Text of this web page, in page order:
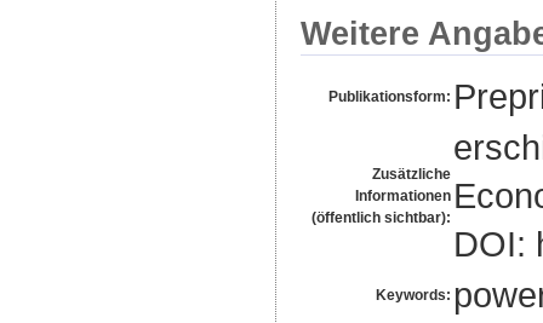
Weitere
Publikationsform:
Zusätzliche
Informationen
(öffentlich sichtbar):
DOI:
Keywords: